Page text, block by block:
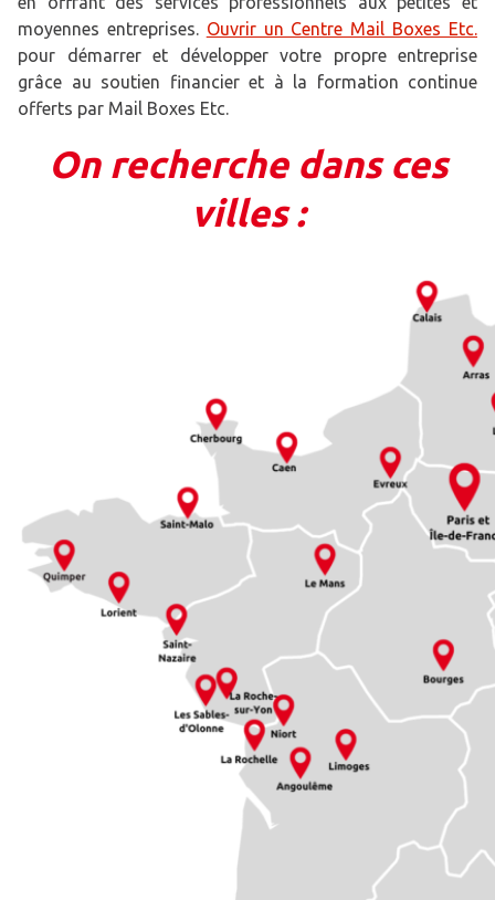
moyennes entreprises. Ouvrir un Centre Mail Boxes Etc.
pour démarrer et développer votre propre entreprise
grâce au soutien financier et à la formation continue
offerts par Mail Boxes Etc.
On recherche dans ces
villes :